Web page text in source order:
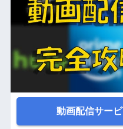
動画配信サー